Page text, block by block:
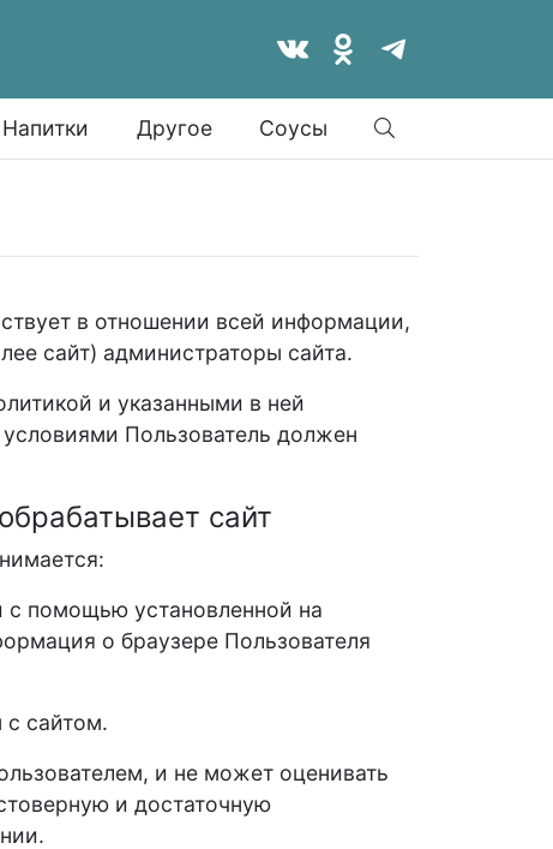
Напитки Другое Соусы
Найти
в отношении всей информации,
сайт) администраторы сайта.
и указанными в ней
Пользователь должен
сайт
с помощью установленной на
о браузере Пользователя
сайтом.
и не может оценивать
и достаточную